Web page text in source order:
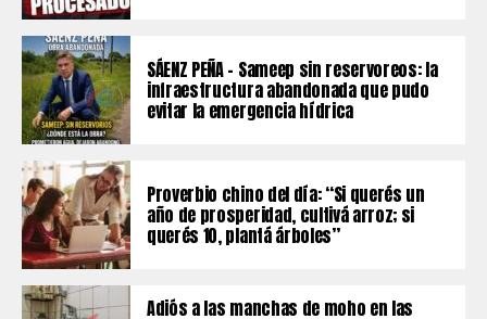
SÁENZ PEÑA – Sameep sin reservoreos: la
infraestructura abandonada que pudo
evitar la emergencia hídrica
Proverbio chino del día: “Si querés un
año de prosperidad, cultivá arroz; si
querés 10, plantá árboles”
Adiós a las manchas de moho en las